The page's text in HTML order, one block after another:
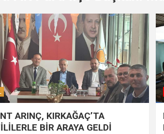
ARINÇ, KIRKAĞAÇ’TA
BİR ARAYA GELDİ